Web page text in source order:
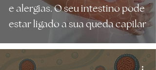
e alergias. O seu intestino pode
estar ligado a sua queda capilar